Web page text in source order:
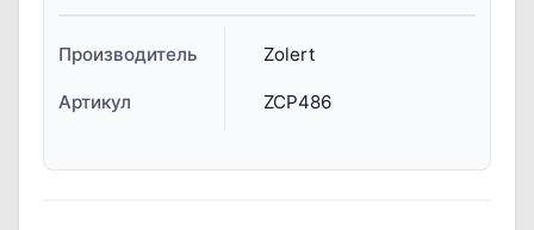
Производитель Zolert
Артикул ZCP486